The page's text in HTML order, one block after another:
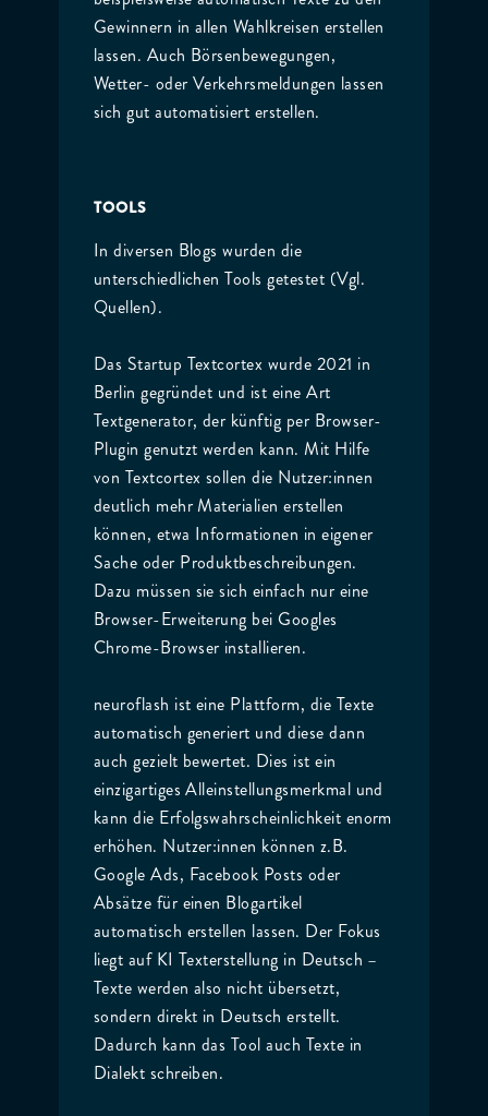
Gewinnern in allen Wahlkreisen erstellen
lassen. Auch Börsenbewegungen,
Wetter- oder Verkehrsmeldungen lassen
sich gut automatisiert erstellen.
TOOLS
In diversen Blogs wurden die
unterschiedlichen Tools getestet (Vgl.
Quellen).
Das Startup Textcortex wurde 2021 in
Berlin gegründet und ist eine Art
Textgenerator, der künftig per Browser-
Plugin genutzt werden kann. Mit Hilfe
von Textcortex sollen die Nutzer:innen
deutlich mehr Materialien erstellen
können, etwa Informationen in eigener
Sache oder Produktbeschreibungen.
Dazu müssen sie sich einfach nur eine
Browser-Erweiterung bei Googles
Chrome-Browser installieren.
neuroflash ist eine Plattform, die Texte
automatisch generiert und diese dann
auch gezielt bewertet. Dies ist ein
einzigartiges Alleinstellungsmerkmal und
kann die Erfolgswahrscheinlichkeit enorm
erhöhen. Nutzer:innen können z.B.
Google Ads, Facebook Posts oder
Absätze für einen Blogartikel
automatisch erstellen lassen. Der Fokus
liegt auf KI Texterstellung in Deutsch –
Texte werden also nicht übersetzt,
sondern direkt in Deutsch erstellt.
Dadurch kann das Tool auch Texte in
Dialekt schreiben.